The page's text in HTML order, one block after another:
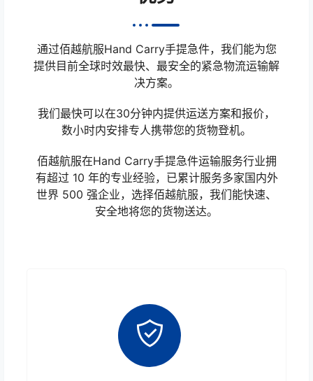
通过佰越航服Hand Carry手提急件，我们能为您
提供目前全球时效最快、最安全的紧急物流运输解
决方案。
我们最快可以在30分钟内提供运送方案和报价，
数小时内安排专人携带您的货物登机。
佰越航服在Hand Carry手提急件运输服务行业拥
有超过 10 年的专业经验，已累计服务多家国内外
世界 500 强企业，选择佰越航服，我们能快速、
安全地将您的货物送达。